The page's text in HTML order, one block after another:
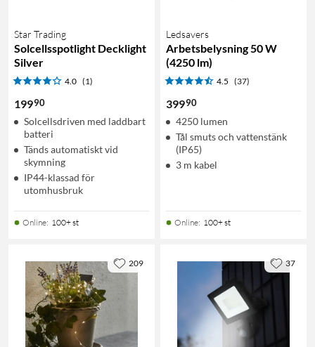
Star Trading
Solcellsspotlight Decklight
Silver
4.0 (1)
19990
Solcellsdriven med laddbart
batteri
Tänds automatiskt vid
skymning
IP44-klassad för
utomhusbruk
Online: 100+ st
Ledsavers
Arbetsbelysning 50 W
(4250 lm)
4.5 (37)
39990
4250 lumen
Tål smuts och vattenstänk
(IP65)
3 m kabel
Online: 100+ st
209 37